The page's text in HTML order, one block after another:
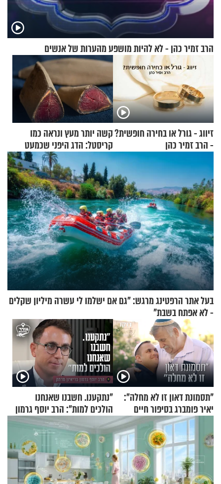
הרב זמיר כהן - לא להיות מושפע מהערות של אנשים
זיווג - גורל או בחירה חופשית?
- הרב זמיר כהן
קשה יותר מעץ ונראה כמו
קריסטל: הדג היפני שכמעט
בלתי אפשרי לחתוך
בעל אתר הרפטינג מרגש: "גם אם ישלמו לי עשרה מיליון שקלים
- לא אפתח בשבת"
"תסמונת דאון זו לא מחלה":
יאיר פומברג בסיפור חיים
מעורר השראה
"נתקענו. חשבנו שאנחנו
הולכים למות": הרב יוסף גרמון
בריאיון מרתק